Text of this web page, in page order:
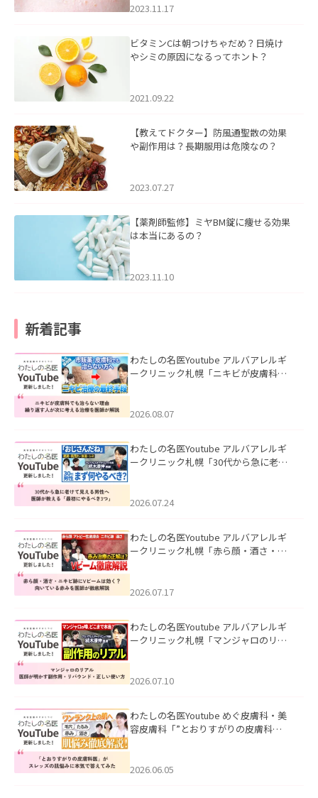
2023.11.17
ビタミンCは朝つけちゃだめ？日焼け
やシミの原因になるってホント？
2021.09.22
【教えてドクター】防風通聖散の効果
や副作用は？長期服用は危険なの？
2023.07.27
【薬剤師監修】ミヤBM錠に痩せる効果
は本当にあるの？
2023.11.10
新着記事
わたしの名医Youtube アルバアレルギ
ークリニック札幌「ニキビが皮膚科で
ました。
2026.08.07
わたしの名医Youtube アルバアレルギ
ークリニック札幌「30代から急に老け
た。
2026.07.24
わたしの名医Youtube アルバアレルギ
ークリニック札幌「赤ら顔・酒さ・ニ
した。
2026.07.17
わたしの名医Youtube アルバアレルギ
ークリニック札幌「マンジャロのリア
た。
2026.07.10
わたしの名医Youtube めぐ皮膚科・美
容皮膚科「”とおりすがりの皮膚科
2026.06.05